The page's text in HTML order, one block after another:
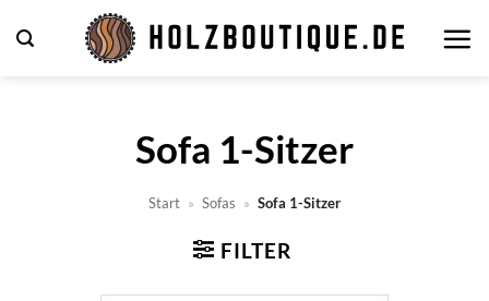
Inhalt
Sofa 1-Sitzer
Start » Sofas » Sofa 1-Sitzer
FILTER